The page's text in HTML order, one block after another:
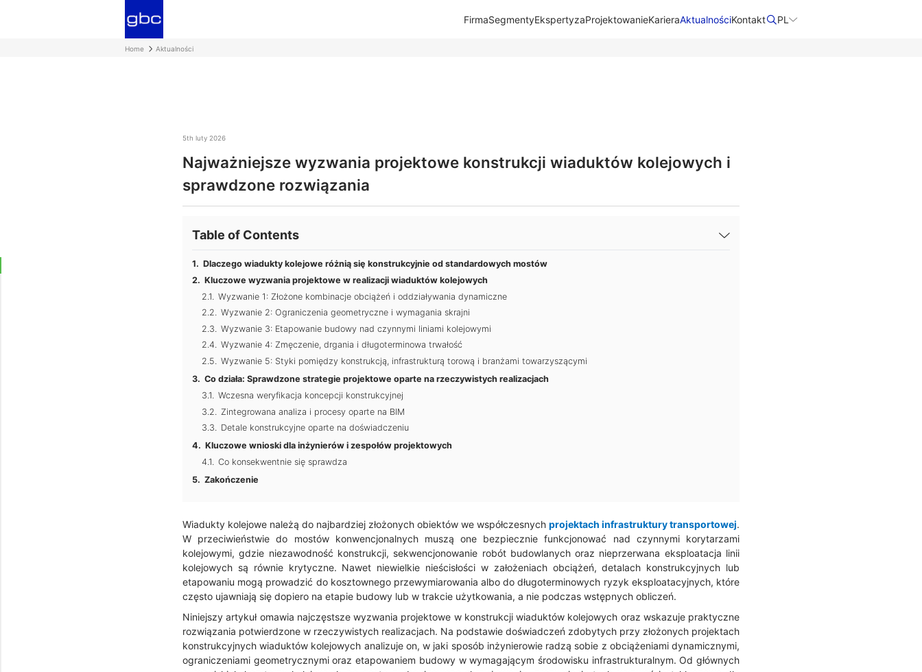
FirmaSegmentyEkspertyzaProjektowanieKarieraAktualnościKontakt​ PL
Home Aktualności
5th luty 2026
Najważniejsze wyzwania projektowe konstrukcji wiaduktów kolejowych i
sprawdzone rozwiązania
Table of Contents
Dlaczego wiadukty kolejowe różnią się konstrukcyjnie od standardowych mostów
Kluczowe wyzwania projektowe w realizacji wiaduktów kolejowych
Wyzwanie 1: Złożone kombinacje obciążeń i oddziaływania dynamiczne
Wyzwanie 2: Ograniczenia geometryczne i wymagania skrajni
Wyzwanie 3: Etapowanie budowy nad czynnymi liniami kolejowymi
Wyzwanie 4: Zmęczenie, drgania i długoterminowa trwałość
Wyzwanie 5: Styki pomiędzy konstrukcją, infrastrukturą torową i branżami towarzyszącymi
Co działa: Sprawdzone strategie projektowe oparte na rzeczywistych realizacjach
Wczesna weryfikacja koncepcji konstrukcyjnej
Zintegrowana analiza i procesy oparte na BIM
Detale konstrukcyjne oparte na doświadczeniu
Kluczowe wnioski dla inżynierów i zespołów projektowych
Co konsekwentnie się sprawdza
Zakończenie
Wiadukty kolejowe należą do najbardziej złożonych obiektów we współczesnych projektach infrastruktury transportowej.
W przeciwieństwie do mostów konwencjonalnych muszą one bezpiecznie funkcjonować nad czynnymi korytarzami
kolejowymi, gdzie niezawodność konstrukcji, sekwencjonowanie robót budowlanych oraz nieprzerwana eksploatacja linii
kolejowych są równie krytyczne. Nawet niewielkie nieścisłości w założeniach obciążeń, detalach konstrukcyjnych lub
etapowaniu mogą prowadzić do kosztownego przewymiarowania albo do długoterminowych ryzyk eksploatacyjnych, które
często ujawniają się dopiero na etapie budowy lub w trakcie użytkowania, a nie podczas wstępnych obliczeń.
Niniejszy artykuł omawia najczęstsze wyzwania projektowe w konstrukcji wiaduktów kolejowych oraz wskazuje praktyczne
rozwiązania potwierdzone w rzeczywistych realizacjach. Na podstawie doświadczeń zdobytych przy złożonych projektach
konstrukcyjnych wiaduktów kolejowych analizuje on, w jaki sposób inżynierowie radzą sobie z obciążeniami dynamicznymi,
ograniczeniami geometrycznymi oraz etapowaniem budowy w wymagającym środowisku infrastrukturalnym. Od głównych